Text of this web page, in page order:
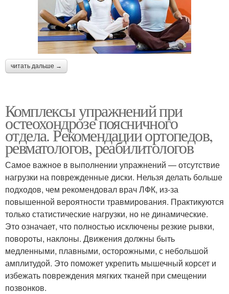
читать дальше →
Комплексы упражнений при
остеохондрозе поясничного
отдела. Рекомендации ортопедов,
ревматологов, реабилитологов
Самое важное в выполнении упражнений — отсутствие
нагрузки на поврежденные диски. Нельзя делать больше
подходов, чем рекомендовал врач ЛФК, из-за
повышенной вероятности травмирования. Практикуются
только статистические нагрузки, но не динамические.
Это означает, что полностью исключены резкие рывки,
повороты, наклоны. Движения должны быть
медленными, плавными, осторожными, с небольшой
амплитудой. Это поможет укрепить мышечный корсет и
избежать повреждения мягких тканей при смещении
позвонков.